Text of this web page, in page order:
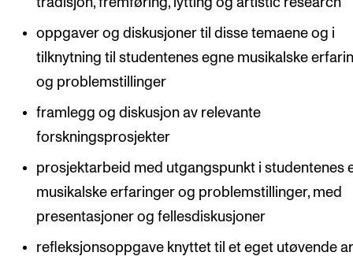
oppgaver og diskusjoner til disse temaene og i
tilknytning til studentenes egne musikalske
og problemstillinger
framlegg og diskusjon av relevante
forskningsprosjekter
prosjektarbeid med utgangspunkt i studentenes
musikalske erfaringer og problemstillinger, med
presentasjoner og fellesdiskusjoner
refleksjonsoppgave knyttet til et eget utøvende